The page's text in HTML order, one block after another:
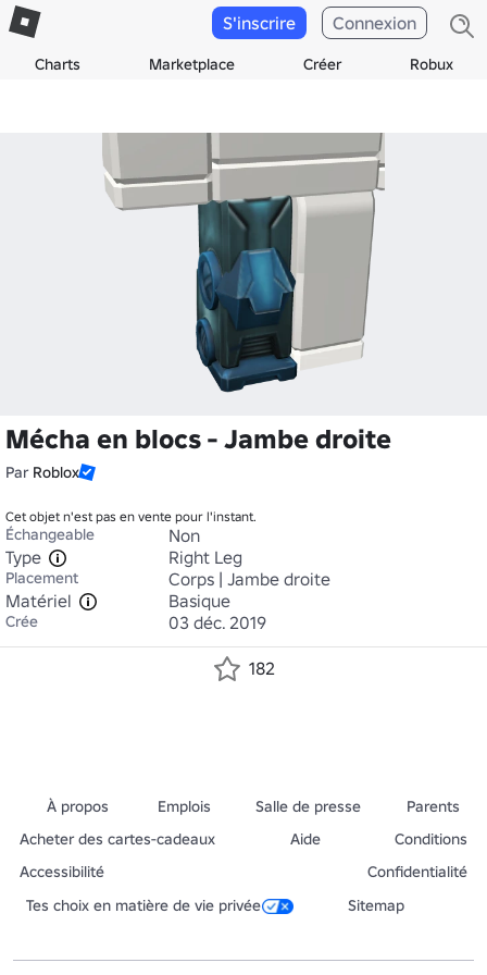
Charts Marketplace Créer Robux
S'inscrire Connexion
Mécha en blocs - Jambe droite
Par Roblox
Cet objet n'est pas en vente pour l'instant.
Échangeable
Non
Type
Right Leg
Placement
Corps | Jambe droite
Matériel
Basique
Crée 03 déc. 2019
182
À propos Emplois Salle de presse
Parents
Acheter des cartes-cadeaux
Aide
Conditions
Accessibilité
Confidentialité
Tes choix en matière de vie privée
Sitemap